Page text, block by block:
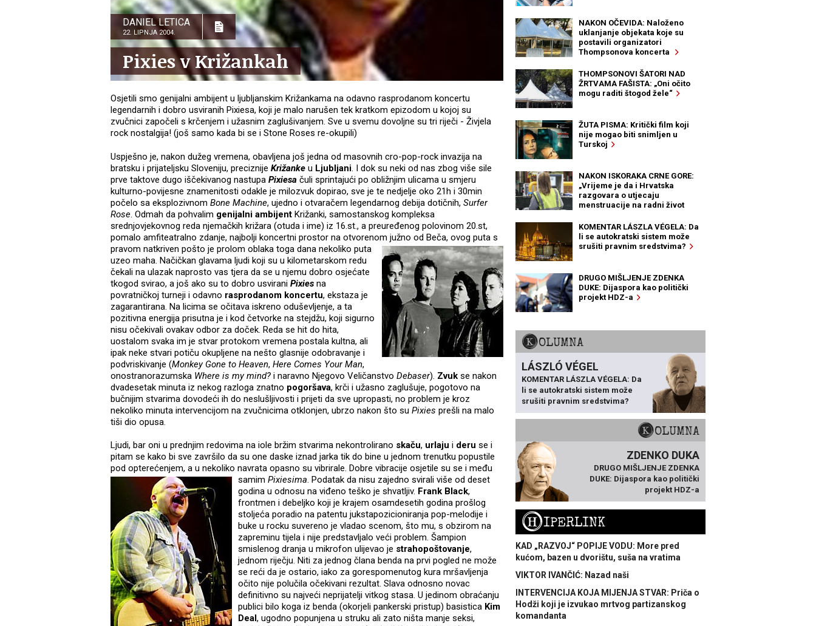
DANIEL LETICA
22. LIPNJA 2004.
Pixies v Križankah
Osjetili smo genijalni ambijent u ljubljanskim Križankama na odavno rasprodanom koncertu
legendarnih i dobro usviranih Pixiesa, koji je malo narušen tek kratkom epizodom u kojoj su
zvučnici započeli s krčenjem i užasnim zaglušivanjem. Sve u svemu dovoljne su tri riječi - Živjela
rock nostalgija! (još samo kada bi se i Stone Roses re-okupili)
Uspješno je, nakon dužeg vremena, obavljena još jedna od masovnih cro-pop-rock invazija na
bratsku i prijateljsku Sloveniju, preciznije Križanke u Ljubljani. I dok su neki od nas zbog više sile
prve taktove dugo iščekivanog nastupa Pixiesa čuli sprintajući po obližnjim ulicama u smjeru
kulturno-povijesne znamenitosti odakle je milozvuk dopirao, sve je te nedjelje oko 21h i 30min
počelo sa eksplozivnom Bone Machine, ujedno i otvaračem legendarnog debija dotičnih, Surfer
Rose. Odmah da pohvalim genijalni ambijent Križanki, samostanskog kompleksa
srednjovjekovnog reda njemačkih križara (otuda i ime) iz 16.st., a preuređenog polovinom 20.st,
pomalo amfiteatralno zdanje, najbolji koncertni prostor na otvorenom južno od Beča, ovog puta s
pravom natkriven pošto je prolom oblaka toga dana nekoliko puta
uzeo maha. Načičkan glavama ljudi koji su u kilometarskom redu
čekali na ulazak naprosto vas tjera da se u njemu dobro osjećate
tkogod svirao, a još ako su to dobro usvirani Pixies na
povratničkoj turneji i odavno rasprodanom koncertu, ekstaza je
zagarantirana. Na licima se očitava iskreno oduševljenje, a ta
pozitivna energija prisutna je i kod četvorke na stejdžu, koji sigurno
nisu očekivali ovakav odbor za doček. Reda se hit do hita,
uostalom svaka im je stvar protokom vremena postala kultna, ali
ipak neke stvari potiču okupljene na nešto glasnije odobravanje i
podvriskivanje (Monkey Gone to Heaven, Here Comes Your Man,
onostranorazumska Where is my mind? i naravno Njegovo Veličanstvo Debaser). Zvuk se nakon
dvadesetak minuta iz nekog razloga znatno pogoršava, krči i užasno zaglušuje, pogotovo na
bučnijim stvarima dovodeći ih do neslušljivosti i prijeti da sve upropasti, no problem je kroz
nekoliko minuta intervencijom na zvučnicima otklonjen, ubrzo nakon što su Pixies prešli na malo
tiši dio opusa.
Ljudi, bar oni u prednjim redovima na iole bržim stvarima nekontrolirano skaču, urlaju i deru se i
pitam se kako bi sve završilo da su one daske iznad jarka tik do bine u jednom trenutku popustile
pod opterećenjem, a u nekoliko navrata opasno su vibrirale. Dobre vibracije osjetile su se i među
samim Pixiesima. Podatak da nisu zajedno svirali više od deset
godina u odnosu na viđeno teško je shvatljiv. Frank Black,
frontmen i debeljko koji je krajem osamdesetih godina prošlog
stoljeća poradio na patentu jukstapozicioniranja pop-melodije i
buke u rocku suvereno je vladao scenom, što mu, s obzirom na
zapreminu tijela i nije predstavljalo veći problem. Šampion
smislenog dranja u mikrofon ulijevao je strahopoštovanje,
jednom riječju. Niti za jednog člana benda na prvi pogled ne može
se reći da je ostario, iako za gorespomenutog kura mršavljenja
očito nije polučila očekivani rezultat. Slava odnosno novac
definitivno su najveći neprijatelji vitkog stasa. U jedinom obraćanju
publici bilo koga iz benda (okorjeli pankerski pristup) basistica Kim
Deal, ugodno popunjena u struku ali zato ništa manje seksi,
NAKON OČEVIDA: Naloženo
uklanjanje objekata koje su
postavili organizatori
Thompsonova koncerta
THOMPSONOVI ŠATORI NAD
ŽRTVAMA FAŠISTA: „Oni očito
mogu raditi štogod žele“
ŽUTA PISMA: Kritički film koji
nije mogao biti snimljen u
Turskoj
NAKON ISKORAKA CRNE GORE:
„Vrijeme je da i Hrvatska
razgovara o utjecaju
menstruacije na radni život
KOMENTAR LÁSZLA VÉGELA: Da
li se autokratski sistem može
srušiti pravnim sredstvima?
DRUGO MIŠLJENJE ZDENKA
DUKE: Dijaspora kao politički
projekt HDZ-a
KOLUMNA
LÁSZLÓ VÉGEL
KOMENTAR LÁSZLA VÉGELA: Da
li se autokratski sistem može
srušiti pravnim sredstvima?
KOLUMNA
ZDENKO DUKA
DRUGO MIŠLJENJE ZDENKA
DUKE: Dijaspora kao politički
projekt HDZ-a
HIPERLINK
KAD „RAZVOJ“ POPIJE VODU: More pred
kućom, bazen u dvorištu, suša na vratima
VIKTOR IVANČIĆ: Nazad naši
INTERVENCIJA KOJA MIJENJA STVAR: Priča o
Hodži koji je izvukao mrtvog partizanskog
komandanta